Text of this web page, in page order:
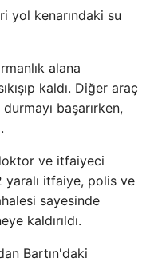
yol kenarındaki su
alana
kaldı. Diğer araç
başarırken,
ve itfaiyeci
yaralı itfaiye, polis ve
sayesinde
kaldırıldı.
Bartın'daki